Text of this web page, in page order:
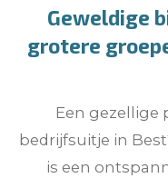
Geweldige
grotere
Een gezellige
bedrijfsuitje in
is een